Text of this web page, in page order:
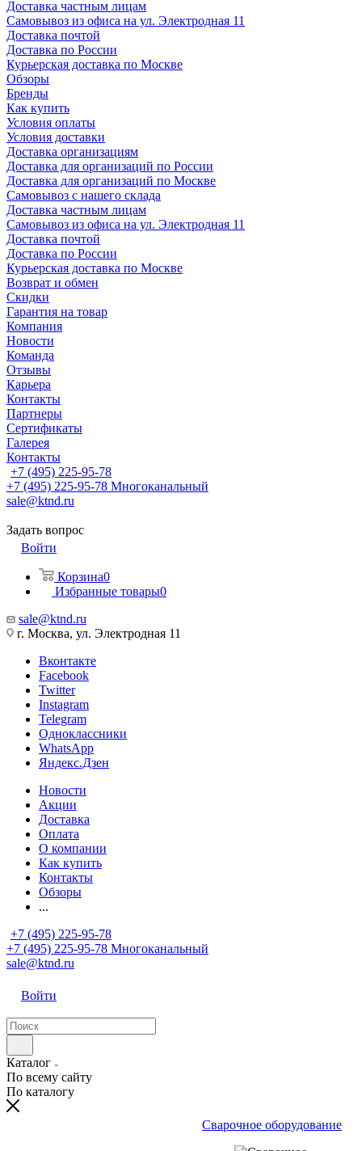
Доставка частным лицам
Самовывоз из офиса на ул. Электродная 11
Доставка почтой
Доставка по России
Курьерская доставка по Москве
Обзоры
Бренды
Как купить
Условия оплаты
Условия доставки
Доставка организациям
Доставка для организаций по России
Доставка для организаций по Москве
Самовывоз с нашего склада
Доставка частным лицам
Самовывоз из офиса на ул. Электродная 11
Доставка почтой
Доставка по России
Курьерская доставка по Москве
Возврат и обмен
Скидки
Гарантия на товар
Компания
Новости
Команда
Отзывы
Карьера
Контакты
Партнеры
Сертификаты
Галерея
Контакты
+7 (495) 225-95-78
+7 (495) 225-95-78 Многоканальный
sale@ktnd.ru
Задать вопрос
Войти
Корзина0
Избранные товары0
sale@ktnd.ru
г. Москва, ул. Электродная 11
Вконтакте
Facebook
Twitter
Instagram
Telegram
Одноклассники
WhatsApp
Яндекс.Дзен
Новости
Акции
Доставка
Оплата
О компании
Как купить
Контакты
Обзоры
...
+7 (495) 225-95-78
+7 (495) 225-95-78 Многоканальный
sale@ktnd.ru
Войти
Каталог
По всему сайту
По каталогу
Сварочное оборудование